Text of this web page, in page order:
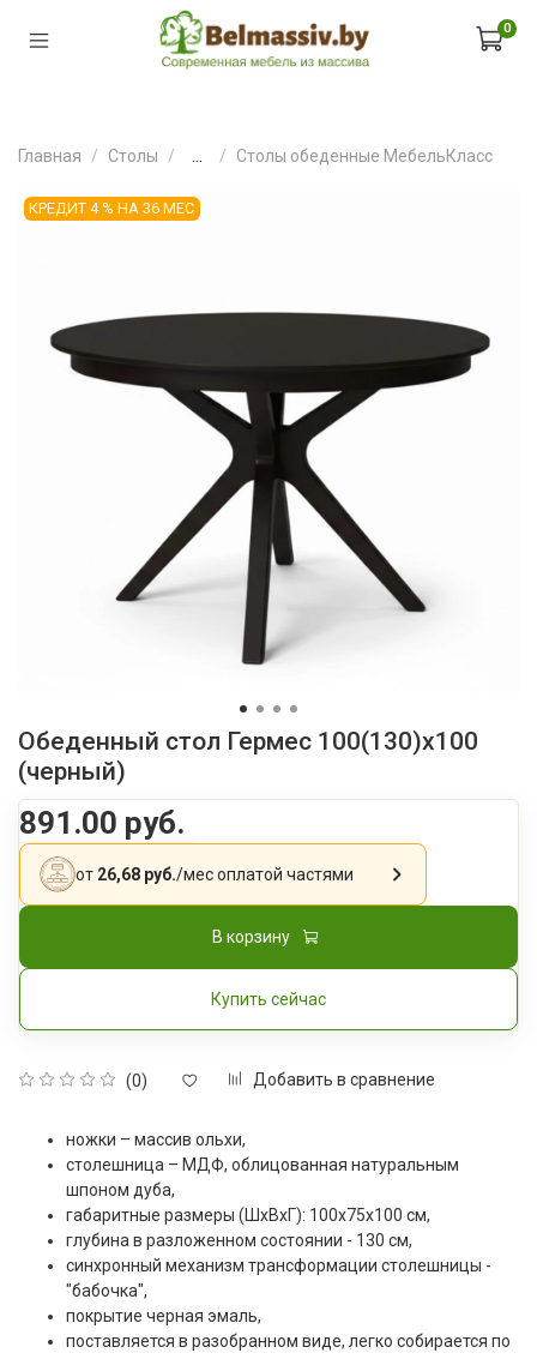
0
Главная Столы Столы обеденные МебельКласс
КРЕДИТ 4 % НА 36 МЕС
Обеденный стол Гермес 100(130)x100
(черный)
(0) Добавить в сравнение
891.00 руб.
от 26,68 руб./месоплатой частями
В корзину
Купить сейчас
ножки – массив ольхи,
столешница – МДФ, облицованная натуральным
шпоном дуба,
габаритные размеры (ШxВxГ): 100х75х100 см,
глубина в разложенном состоянии - 130 см,
синхронный механизм трансформации столешницы -
"бабочка",
покрытие черная эмаль,
поставляется в разобранном виде, легко собирается по